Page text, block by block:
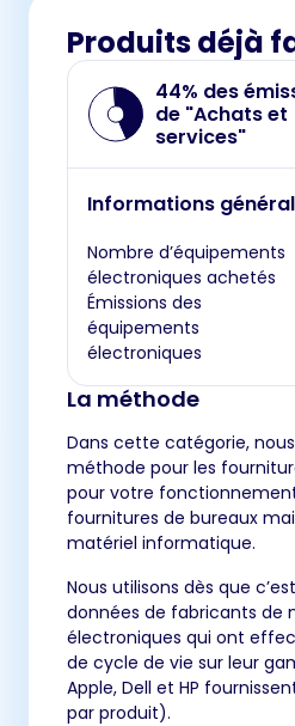
Produits déjà
44% des
de "Achats et
services"
Informations
Nombre d’équipements
électroniques achetés
Émissions des
équipements
électroniques
La méthode
Dans cette catégorie,
méthode pour les
pour votre
fournitures de bureaux
matériel informatique.
Nous utilisons dès que
données de fabricants de
électroniques qui ont
de cycle de vie sur leur
Apple, Dell et HP
par produit).